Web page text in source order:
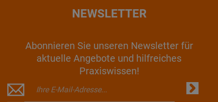
NEWSLETTER
Abonnieren Sie unseren Newsletter für
aktuelle Angebote und hilfreiches
Praxiswissen!